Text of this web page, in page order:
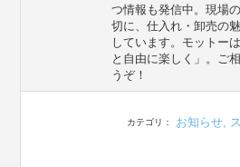
つ情報も発信中。現場
切に、仕入れ・卸売の
しています。モットー
と自由に楽しく」。ご
うぞ！
カテゴリ： お知らせ,